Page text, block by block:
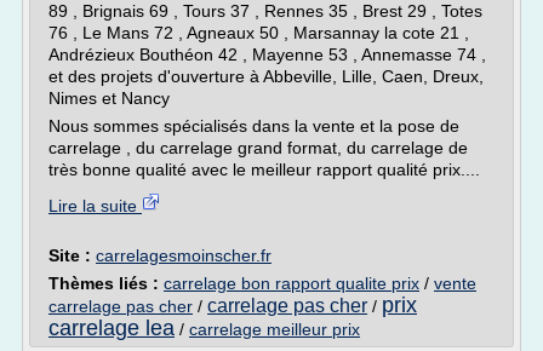
89 , Brignais 69 , Tours 37 , Rennes 35 , Brest 29 , Totes
76 , Le Mans 72 , Agneaux 50 , Marsannay la cote 21 ,
Andrézieux Bouthéon 42 , Mayenne 53 , Annemasse 74 ,
et des projets d'ouverture à Abbeville, Lille, Caen, Dreux,
Nimes et Nancy
Nous sommes spécialisés dans la vente et la pose de
carrelage , du carrelage grand format, du carrelage de
très bonne qualité avec le meilleur rapport qualité prix....
Lire la suite
Site : carrelagesmoinscher.fr
Thèmes liés : carrelage bon rapport qualite prix / vente
carrelage pas cher / carrelage pas cher / prix
carrelage lea / carrelage meilleur prix